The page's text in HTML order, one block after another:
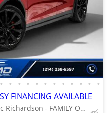
• • • • • • • • • • • •
FINANCING AVAILABLE
+ IMD Motors Inc Richardson - FAMILY OWNED AND OPERATED !